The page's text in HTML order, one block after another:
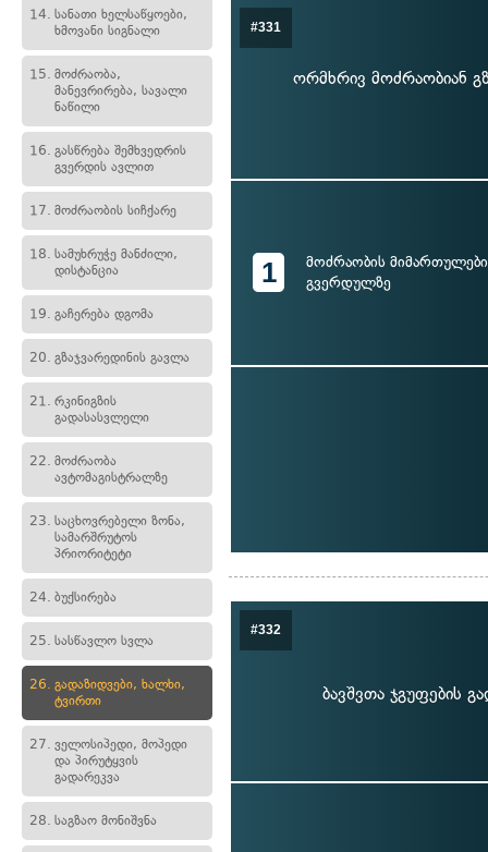
14. სანათი ხელსაწყოები,
ხმოვანი სიგნალი
15. მოძრაობა,
მანევრირება, სავალი
ნაწილი
16. გასწრება შემხვედრის
გვერდის ავლით
17. მოძრაობის სიჩქარე
18. სამუხრუჭე მანძილი,
დისტანცია
19. გაჩერება დგომა
20. გზაჯვარედინის გავლა
21. რკინიგზის
გადასასვლელი
22. მოძრაობა
ავტომაგისტრალზე
23. საცხოვრებელი ზონა,
სამარშრუტოს
პრიორიტეტი
24. ბუქსირება
25. სასწავლო სვლა
26. გადაზიდვები, ხალხი,
ტვირთი
27. ველოსიპედი, მოპედი
და პირუტყვის
გადარეკვა
28. საგზაო მონიშვნა
#331
ორმხრივ მოძრაობიან
1
მოძრაობის
გვერდულზე
#332
ბავშვთა ჯგუფების